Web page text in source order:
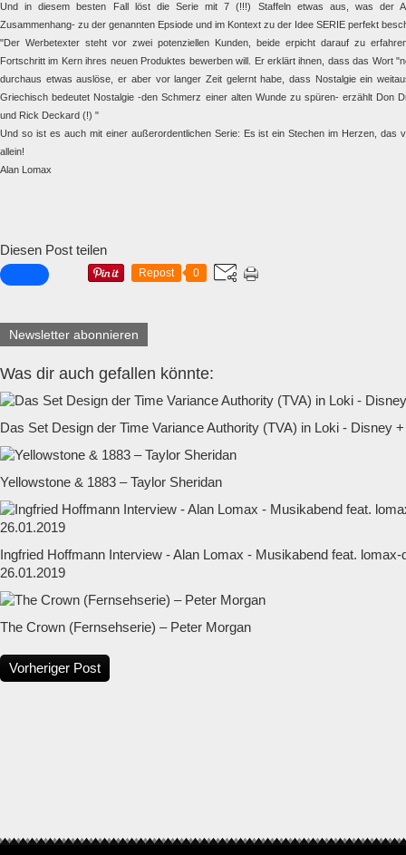
Und in diesem besten Fall löst die Serie mit 7 (!!!) Staffeln etwas aus, was der
Zusammenhang- zu der genannten Epsiode und im Kontext zu der Idee SERIE perfekt
"Der Werbetexter steht vor zwei potenziellen Kunden, beide erpicht darauf zu
Fortschritt im Kern ihres neuen Produktes bewerben will. Er erklärt ihnen, dass das Wort
durchaus etwas auslöse, er aber vor langer Zeit gelernt habe, dass Nostalgie ein
Griechisch bedeutet Nostalgie -den Schmerz einer alten Wunde zu spüren- erzählt Don
und Rick Deckard (!) "
Und so ist es auch mit einer außerordentlichen Serie: Es ist ein Stechen im Herzen, das
allein!
Alan Lomax
Diesen Post teilen
Repost 0
Newsletter abonnieren
Was dir auch gefallen könnte:
Das Set Design der Time Variance Authority (TVA) in Loki - Disney +
Yellowstone & 1883 – Taylor Sheridan
Ingfried Hoffmann Interview - Alan Lomax - Musikabend feat.
26.01.2019
The Crown (Fernsehserie) – Peter Morgan
Vorheriger Post